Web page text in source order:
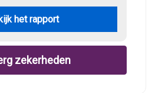
het rapport
zekerheden